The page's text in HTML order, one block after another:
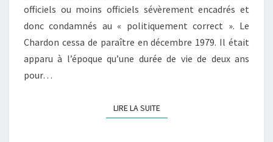
officiels ou moins officiels sévèrement encadrés et
donc condamnés au « politiquement correct ». Le
Chardon cessa de paraître en décembre 1979. Il était
apparu à l’époque qu’une durée de vie de deux ans
pour…
LIRE LA SUITELIRE LA SUITE